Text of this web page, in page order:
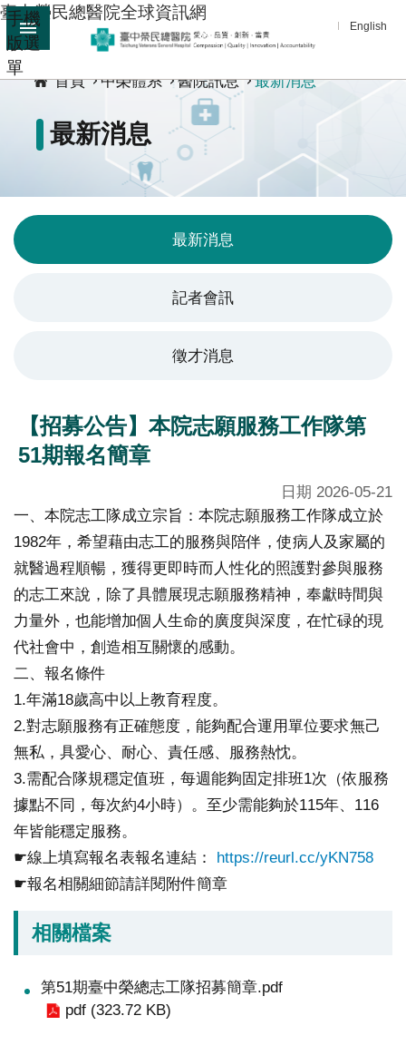
跳到主要內容區塊
手機
版選
單進
醫
療
國
療
特
色
醫
療
中
榮
體
系
永
續
發
展
網
導
覽
臺中榮民總醫院全球資訊網
English
首頁 中榮體系 醫院訊息 最新消息
最新消息
最新消息
記者會訊
徵才消息
【招募公告】本院志願服務工作隊第
51期報名簡章
日期 2026-05-21
一、本院志工隊成立宗旨：本院志願服務工作隊成立於
1982年，希望藉由志工的服務與陪伴，使病人及家屬的
就醫過程順暢，獲得更即時而人性化的照護對參與服務
的志工來說，除了具體展現志願服務精神，奉獻時間與
力量外，也能增加個人生命的廣度與深度，在忙碌的現
代社會中，創造相互關懷的感動。
二、報名條件
1.年滿18歲高中以上教育程度。
2.對志願服務有正確態度，能夠配合運用單位要求無己
無私，具愛心、耐心、責任感、服務熱忱。
3.需配合隊規穩定值班，每週能夠固定排班1次（依服務
據點不同，每次約4小時）。至少需能夠於115年、116
年皆能穩定服務。
☛線上填寫報名表報名連結： https://reurl.cc/yKN758
☛報名相關細節請詳閱附件簡章
相關檔案
第51期臺中榮總志工隊招募簡章.pdf
pdf (323.72 KB)